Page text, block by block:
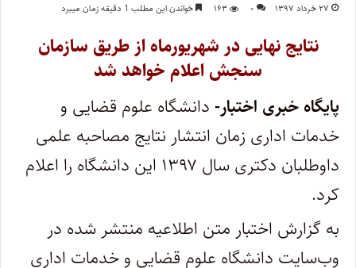
۲۷ خرداد ۱۳۹۷ ۰ ۱۶۳ خواندن این مطلب 1 دقیقه زمان میبرد
نتایج نهایی در شهریورماه از طریق سازمان
سنجش اعلام خواهد شد
پایگاه خبری اختبار- دانشگاه علوم قضایی و
خدمات اداری زمان انتشار نتایج مصاحبه علمی
داوطلبان دکتری سال ۱۳۹۷ این دانشگاه را اعلام
کرد.
به گزارش اختبار متن اطلاعیه منتشر شده در
وب‌سایت دانشگاه علوم قضایی و خدمات اداری